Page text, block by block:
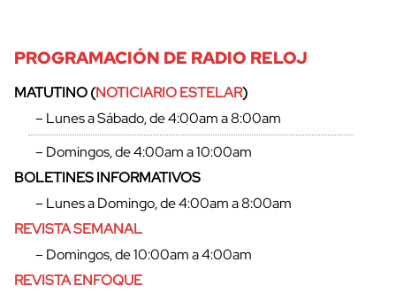
cerrar
PROGRAMACIÓN DE RADIO RELOJ
MATUTINO (NOTICIARIO ESTELAR)
– Lunes a Sábado, de 4:00am a 8:00am
– Domingos, de 4:00am a 10:00am
BOLETINES INFORMATIVOS
– Lunes a Domingo, de 4:00am a 8:00am
REVISTA SEMANAL
– Domingos, de 10:00am a 4:00am
REVISTA ENFOQUE